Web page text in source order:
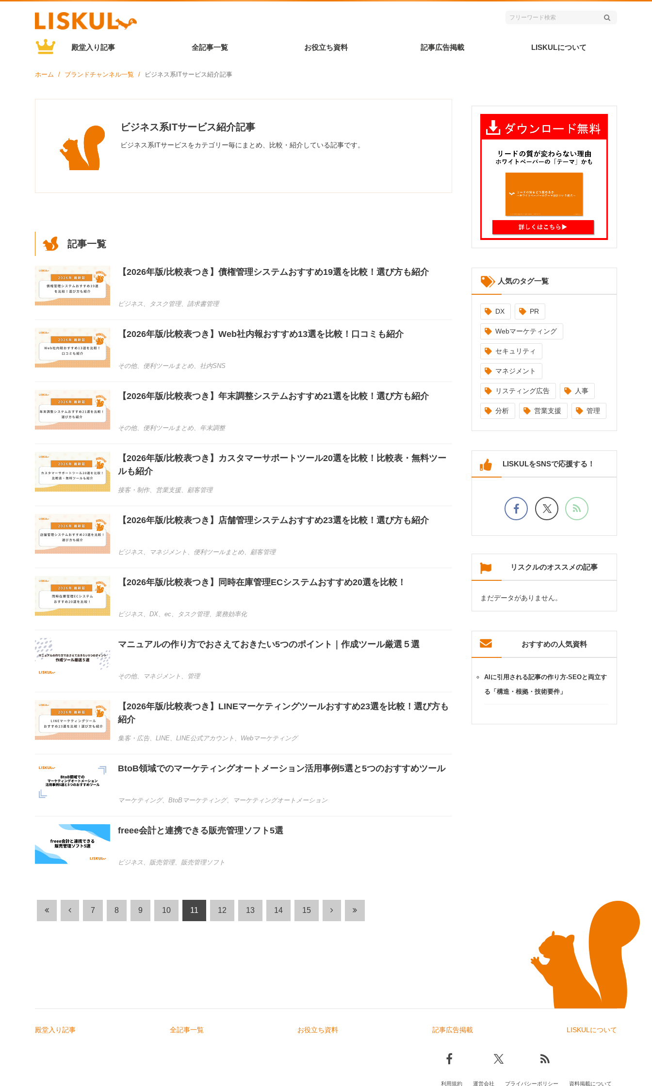
殿堂入り記事 全記事一覧 お役立ち資料 記事広告掲載 LISKULについて
ホーム ブランドチャンネル一覧 ビジネス系ITサービス紹介記事
ビジネス系ITサービス紹介記事
ビジネス系ITサービスをカテゴリー毎にまとめ、比較・紹介している記事です。
記事一覧
【2026年版/比較表つき】債権管理システムおすすめ19選を比較！選び方も紹介
ビジネス タスク管理、 請求書管理
【2026年版/比較表つき】Web社内報おすすめ13選を比較！口コミも紹介
その他、 便利ツールまとめ 社内SNS
【2026年版/比較表つき】年末調整システムおすすめ21選を比較！選び方も紹介
その他、 便利ツールまとめ 年末調整
【2026年版/比較表つき】カスタマーサポートツール20選を比較！比較表・無料ツー
ルも紹介
接客・制作、 営業支援、 顧客管理
【2026年版/比較表つき】店舗管理システムおすすめ23選を比較！選び方も紹介
ビジネス マネジメント 便利ツールまとめ 顧客管理
【2026年版/比較表つき】同時在庫管理ECシステムおすすめ20選を比較！
ビジネス DX ec タスク管理、 業務効率化
マニュアルの作り方でおさえておきたい5つのポイント｜作成ツール厳選５選
その他、 マネジメント 管理
【2026年版/比較表つき】LINEマーケティングツールおすすめ23選を比較！選び方も
紹介
集客・広告、 LINE LINE公式アカウント Webマーケティング
BtoB領域でのマーケティングオートメーション活用事例5選と5つのおすすめツール
マーケティング、 BtoBマーケティング、 マーケティングオートメーション
freee会計と連携できる販売管理ソフト5選
ビジネス 販売管理、 販売管理ソフト
7 8 9 10 11 12 13 14 15
人気のタグ一覧
DX PR
Webマーケティング
セキュリティ
マネジメント
リスティング広告 人事
分析 営業支援 管理
LISKULをSNSで応援する！
リスクルのオススメの記事
まだデータがありません。
おすすめの人気資料
AIに引用される記事の作り方-SEOと両立す
る「構造・根拠・技術要件」
殿堂入り記事 全記事一覧 お役立ち資料 記事広告掲載 LISKULについて
利用規約 運営会社 プライバシーポリシー 資料掲載について